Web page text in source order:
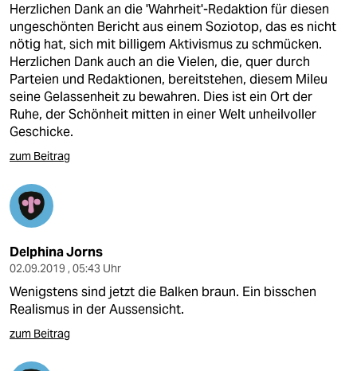
Herzlichen Dank an die 'Wahrheit'-Redaktion für diesen
ungeschönten Bericht aus einem Soziotop, das es nicht
nötig hat, sich mit billigem Aktivismus zu schmücken.
Herzlichen Dank auch an die Vielen, die, quer durch
Parteien und Redaktionen, bereitstehen, diesem Mileu
seine Gelassenheit zu bewahren. Dies ist ein Ort der
Ruhe, der Schönheit mitten in einer Welt unheilvoller
Geschicke.
zum Beitrag
Delphina Jorns
02.09.2019 , 05:43 Uhr
Wenigstens sind jetzt die Balken braun. Ein bisschen
Realismus in der Aussensicht.
zum Beitrag